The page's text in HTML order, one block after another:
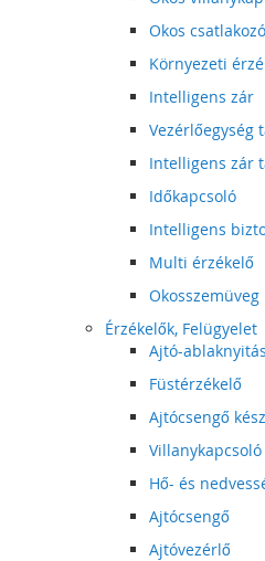
Okos csatlakozó
Környezeti
Intelligens zár
Vezérlőegység
Intelligens zár
Időkapcsoló
Intelligens
Multi érzékelő
Okosszemüveg
Érzékelők, Felügyelet
Ajtó-
Füstérzékelő
Ajtócsengő
Villanykapcsoló
Hő- és
Ajtócsengő
Ajtóvezérlő